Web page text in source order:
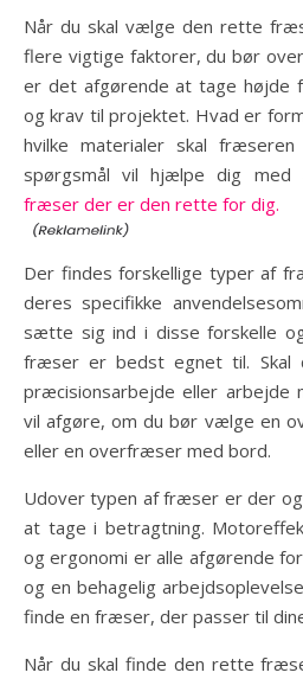
Når du skal vælge den rette
flere vigtige faktorer, du bør
er det afgørende at tage højde
og krav til projektet. Hvad er
hvilke materialer skal fræseren
spørgsmål vil hjælpe dig med
fræser der er den rette for dig.
Der findes forskellige typer af
deres specifikke
sætte sig ind i disse forskelle
fræser er bedst egnet til. Skal
præcisionsarbejde eller arbejde
vil afgøre, om du bør vælge en
eller en overfræser med bord.
Udover typen af fræser er der
at tage i betragtning.
og ergonomi er alle afgørende
og en behagelig
finde en fræser, der passer til
Når du skal finde den rette